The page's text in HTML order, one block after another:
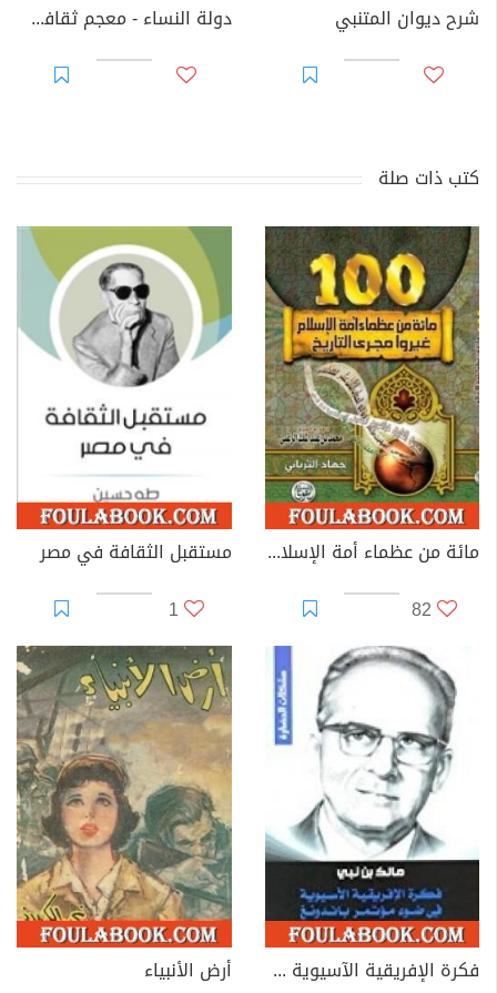
شرح ديوان المتنبي دولة النساء - معجم ثقافي اجتماعي لغوي عن المرأة
كتب ذات صلة
مائة من عظماء أمة الإسلام غيروا مجرى التاريخ
82
مستقبل الثقافة في مصر
1
فكرة الإفريقية الآسيوية في ضوء مؤتمر باندونغ أرض الأنبياء